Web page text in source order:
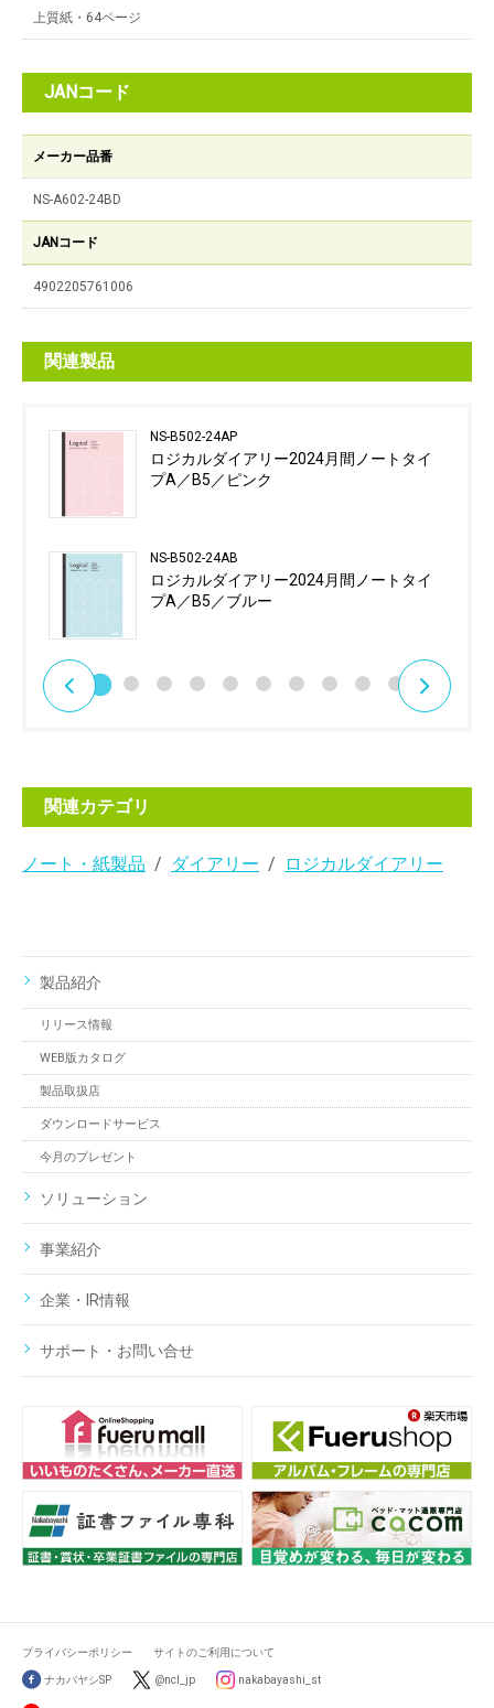
上質紙・64ページ
JANコード
メーカー品番
NS-A602-24BD
JANコード
4902205761006
関連製品
NS-B502-24AP
ロジカルダイアリー2024月間ノートタイ
プA／B5／ピンク
NS-B502-24AB
ロジカルダイアリー2024月間ノートタイ
プA／B5／ブルー
関連カテゴリ
ノート・紙製品 ダイアリー ロジカルダイアリー
製品紹介
リリース情報
WEB版カタログ
製品取扱店
ダウンロードサービス
今月のプレゼント
ソリューション
事業紹介
企業・IR情報
サポート・お問い合せ
プライバシーポリシー サイトのご利用について
ナカバヤシSP @ncl_jp nakabayashi_st